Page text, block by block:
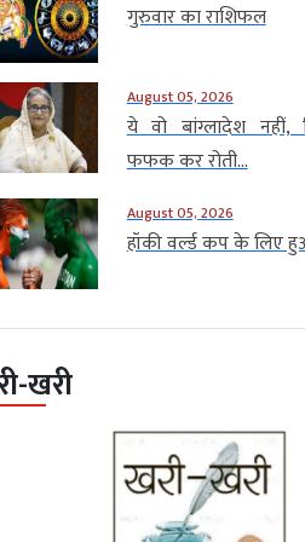
गुरुवार का राशिफल
August 05, 2026
ये वो बांग्लादेश
फफक कर रोती...
August 05, 2026
हॉकी वर्ल्ड कप के लिए
खरी